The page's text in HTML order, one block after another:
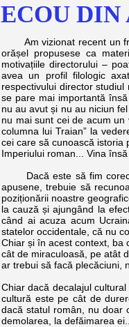
ECOU
Am vizionat recent un
orășel propusese ca
motivațiile directorului –
avea un profil filologic
respectivului director
se pare mai importantă
nu au avut și nu au niciun
nu mai sunt cei de acum
columna lui Traian” la
cei care să cunoască istoria
Imperiului roman... Vina
Dacă este să fim corecți,
apusene, trebuie să
poziționării noastre
la cauză și ajungând la
când ai acuza acum
statelor occidentale, că nu
Chiar și în acest context, ba
cât de miraculoasă, pe atât
ar trebui să facă plecăciuni,
Chiar dacă decalajul
cultură este pe cât de
dacă statul român, nu doar
demolarea, la defăimarea